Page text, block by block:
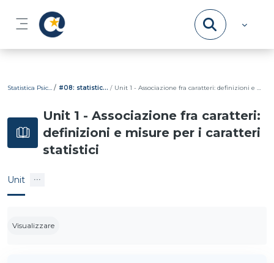
Pannello laterale
Statistica Psicometrica #08: statistica bivariata Unit 1 - Associazione fra caratteri: definizioni e misure per i caratteri statistici
Unit 1 - Associazione fra caratteri:
definizioni e misure per i caratteri
statistici
Unit
Visualizzare